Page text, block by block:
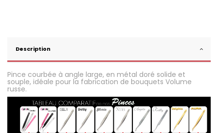
Description
Pince courbée à angle large, en métal doré solide et
souple, idéale pour la fabrication de bouquets Volume
russe.